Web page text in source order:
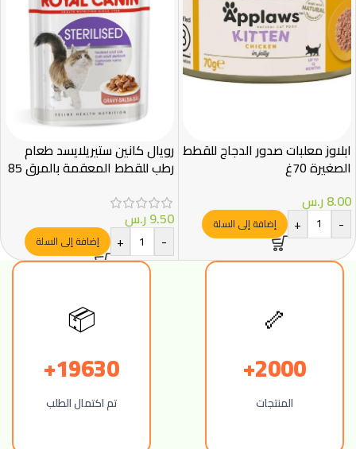
ابلاوز معلبات صدور الدجاج للقطط
الصغيرة 70غ
8.00ر.س
-
+ إضافة إلى السلة
رويال كانين ستيريلايسد طعام
رطب للقطط المعقمة بالمرق 85
9.50ر.س
-
+ إضافة إلى السلة
🦴
2000+
المنتجات
📦
19630+
تم اكتمال الطلب